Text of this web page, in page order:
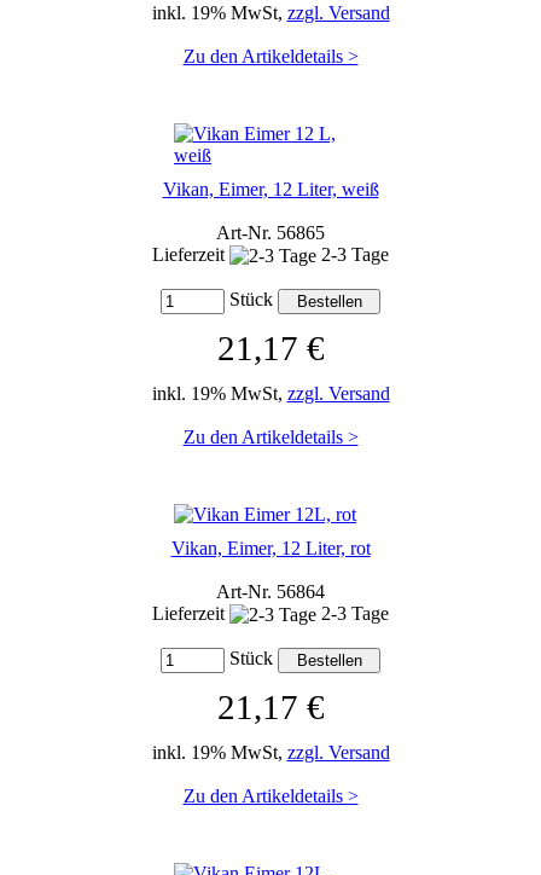
inkl. 19% MwSt, zzgl. Versand
Zu den Artikeldetails >
Vikan, Eimer, 12 Liter, weiß
Art-Nr. 56865
Lieferzeit
2-3 Tage
Stück
21,17 €
inkl. 19% MwSt, zzgl. Versand
Zu den Artikeldetails >
Vikan, Eimer, 12 Liter, rot
Art-Nr. 56864
Lieferzeit
2-3 Tage
Stück
21,17 €
inkl. 19% MwSt, zzgl. Versand
Zu den Artikeldetails >